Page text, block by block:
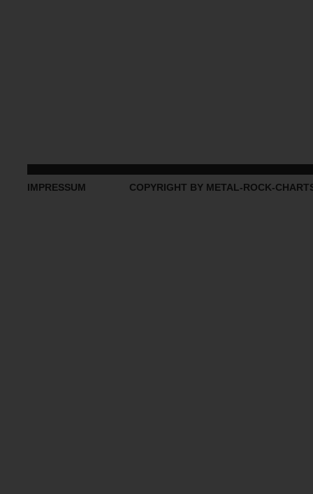
IMPRESSUM COPYRIGHT BY METAL-ROCK-